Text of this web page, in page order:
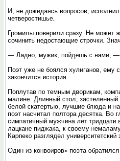
И, не дожидаясь вопросов,
четверостишье.
Громилы поверили сразу. Не может
сочинить недостающие строчки.
— Ладно, мужик, пойдешь с нами, —
Поэт уже не боялся хулиганов, ему
закончится история.
Поплутав по темным дворикам,
малине. Длинный стол,
белой скатертью, лучшие блюда и
поэт насчитал полтора десятка. Во
симпатичный мужчина лет тридцати
лацкане пиджака, к своему
Карпеко разглядел университетский
Один из конвоиров» поэта